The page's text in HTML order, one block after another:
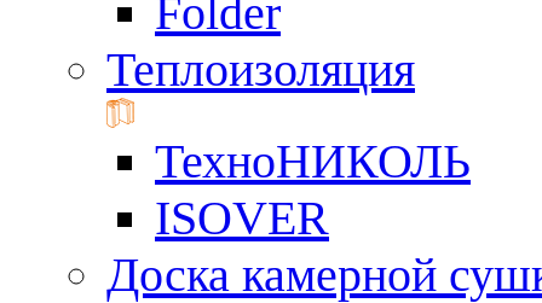
Folder
Теплоизоляция
ТехноНИКОЛЬ
ISOVER
Доска камерной